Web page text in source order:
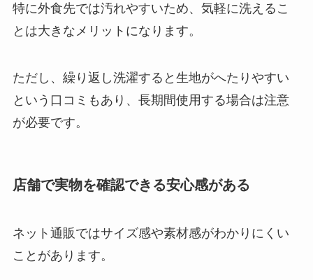
特に外食先では汚れやすいため、気軽に洗えるこ
とは大きなメリットになります。
ただし、繰り返し洗濯すると生地がへたりやすい
という口コミもあり、長期間使用する場合は注意
が必要です。
店舗で実物を確認できる安心感がある
ネット通販ではサイズ感や素材感がわかりにくい
ことがあります。